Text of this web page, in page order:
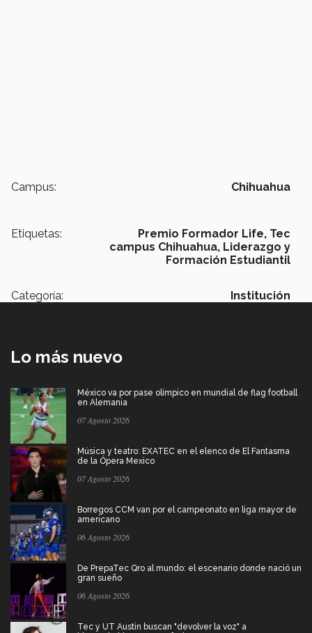
Campus: Chihuahua
Etiquetas: Premio Formador Life, Tec
campus Chihuahua, Liderazgo y
Formación Estudiantil
Categoría: Institución
Lo más nuevo
México va por pase olímpico en mundial de flag football
en Alemania
07 Agosto 2026
Música y teatro: EXATEC en el elenco de El Fantasma
de la Ópera Mexico
07 Agosto 2026
Borregos CCM van por el campeonato en liga mayor de
americano
06 Agosto 2026
De PrepaTec Qro al mundo: el escenario donde nació un
gran sueño
06 Agosto 2026
Tec y UT Austin buscan "devolver la voz" a